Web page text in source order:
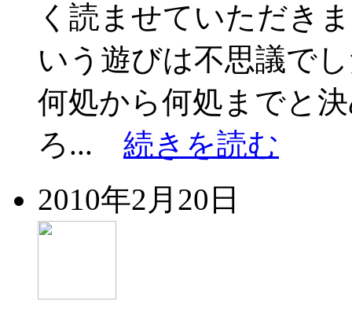
く読ませていただき
いう遊びは不思議で
何処から何処までと
ろ... 続きを読む
2010年2月20日